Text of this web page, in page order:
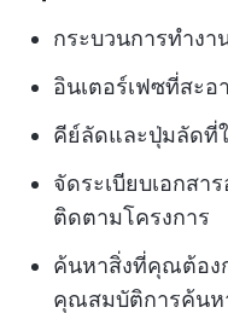
กระบวนการทำงา
อินเตอร์เฟซที่สะอ
คีย์ลัดและปุ่มลัดที่
จัดระเบียบเอกสา
ติดตามโครงการ
ค้นหาสิ่งที่คุณต้อง
คุณสมบัติการค้นห